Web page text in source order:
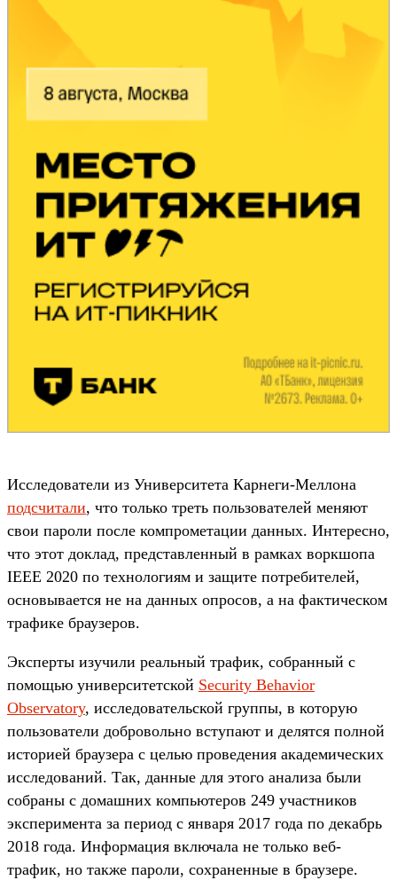
Исследователи из Университета Карнеги-Меллона
подсчитали, что только треть пользователей меняют
свои пароли после компрометации данных. Интересно,
что этот доклад, представленный в рамках воркшопа
IEEE 2020 по технологиям и защите потребителей,
основывается не на данных опросов, а на фактическом
трафике браузеров.
Эксперты изучили реальный трафик, собранный с
помощью университетской Security Behavior
Observatory, исследовательской группы, в которую
пользователи добровольно вступают и делятся полной
историей браузера с целью проведения академических
исследований. Так, данные для этого анализа были
собраны с домашних компьютеров 249 участников
эксперимента за период с января 2017 года по декабрь
2018 года. Информация включала не только веб-
трафик, но также пароли, сохраненные в браузере.